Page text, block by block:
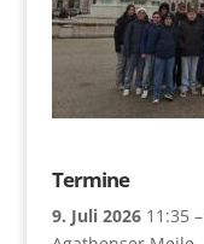
Termine
9. Juli 2026 11:35 –